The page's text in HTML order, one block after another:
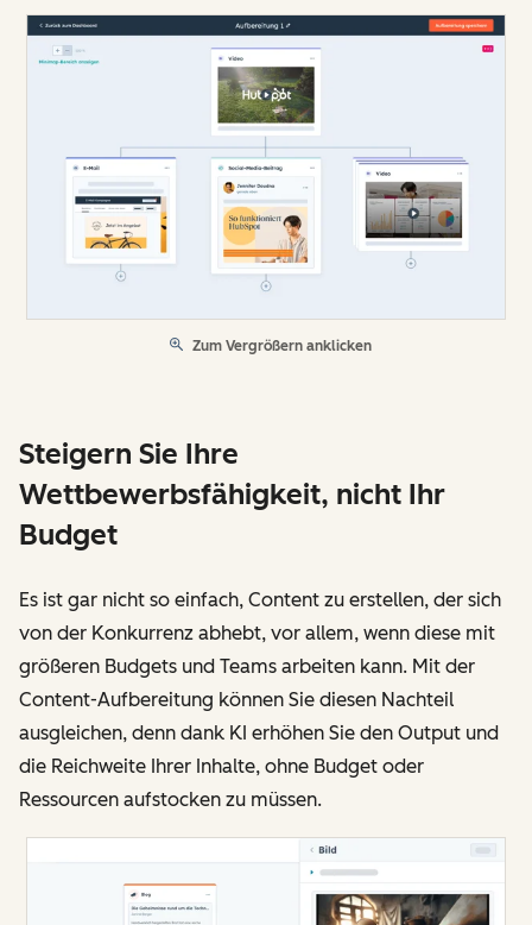
Zum Vergrößern anklicken
Steigern Sie Ihre
Wettbewerbsfähigkeit, nicht Ihr
Budget
Es ist gar nicht so einfach, Content zu erstellen, der sich
von der Konkurrenz abhebt, vor allem, wenn diese mit
größeren Budgets und Teams arbeiten kann. Mit der
Content-Aufbereitung können Sie diesen Nachteil
ausgleichen, denn dank KI erhöhen Sie den Output und
die Reichweite Ihrer Inhalte, ohne Budget oder
Ressourcen aufstocken zu müssen.